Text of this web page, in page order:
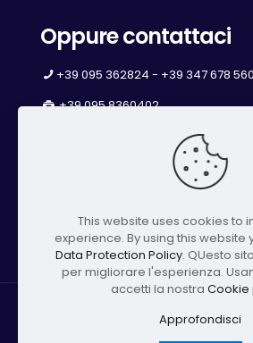
Oppure contattaci
+39 095 362824 - +39 347 678
+39 095 8360402
info@studiochimicoambientale.it
© 2023 - STUDIO CHIMICO
This website uses cookies to
experience. By using this website
Data Protection Policy. QUesto
per migliorare l'esperienza.
accetti la nostra Cookie
Approfondisci